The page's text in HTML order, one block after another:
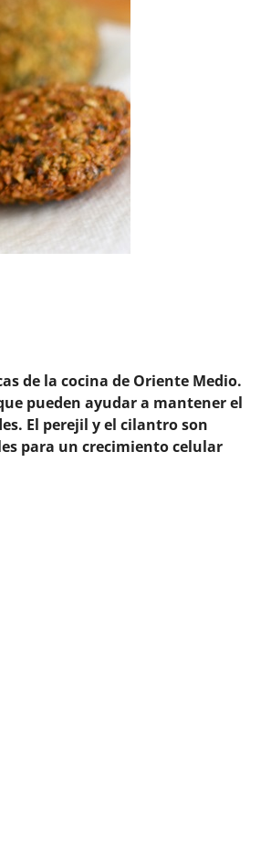
de la cocina de Oriente Medio.
pueden ayudar a mantener el
El perejil y el cilantro son
para un crecimiento celular